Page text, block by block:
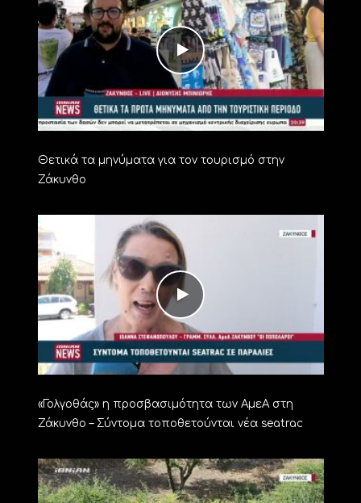
Θετικά τα μηνύματα για τον τουρισμό στην
Ζάκυνθο
«Γολγοθάς» η προσβασιμότητα των ΑμεΑ στη
Ζάκυνθο – Σύντομα τοποθετούνται νέα seatrac